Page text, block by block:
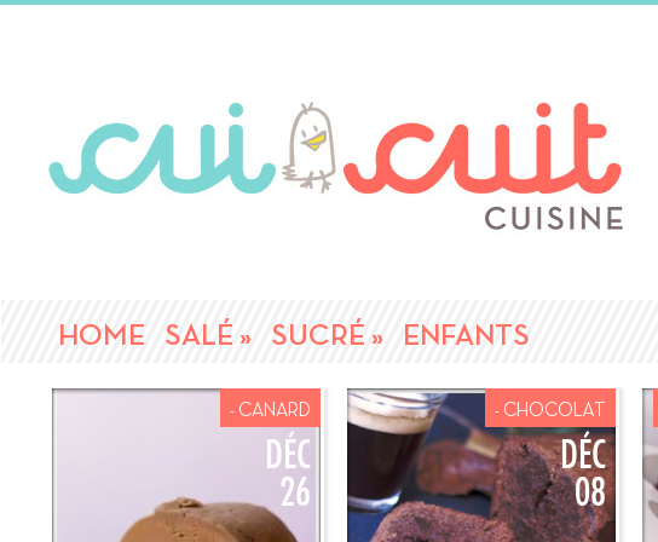
HOME SALÉ » SUCRÉ » ENFANTS
- CANARD
26
DÉC
- CHOCOLAT
08
DÉC